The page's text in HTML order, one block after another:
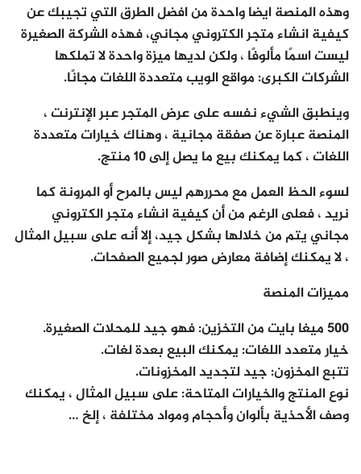
وهذه المنصة ايضا واحدة من افضل الطرق التي تجيبك عن
كيفية انشاء متجر الكتروني مجاني، فهذه الشركة الصغيرة
ليست اسمًا مألوفًا ، ولكن لديها ميزة واحدة لا تملكها
الشركات الكبرى: مواقع الويب متعددة اللغات مجانًا.
وينطبق الشيء نفسه على عرض المتجر عبر الإنترنت ،
المنصة عبارة عن صفقة مجانية ، وهناك خيارات متعددة
اللغات ، كما يمكنك بيع ما يصل إلى 10 منتج.
لسوء الحظ العمل مع محررهم ليس بالمرح أو المرونة كما
نريد ، فعلى الرغم من أن كيفية انشاء متجر الكتروني
مجاني يتم من خلالها بشكل جيد، إلا أنه على سبيل المثال
، لا يمكنك إضافة معارض صور لجميع الصفحات.
مميزات المنصة
500 ميغا بايت من التخزين:
فهو جيد للمحلات الصغيرة.
خيار متعدد اللغات: يمكنك البيع بعدة لغات.
تتبع المخزون: جيد لتجديد المخزونات.
نوع المنتج والخيارات المتاحة:على سبيل المثال ، يمكنك
وصف الأحذية بألوان وأحجام ومواد مختلفة ، إلخ …